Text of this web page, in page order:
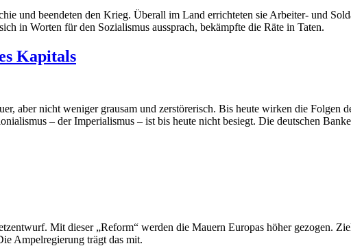
und beendeten den Krieg. Überall im Land errichteten sie Arbeiter- und
in Worten für den Sozialismus aussprach, bekämpfte die Räte in Taten.
Kapitals
aber nicht weniger grausam und zerstörerisch. Bis heute wirken die Folgen
– der Imperialismus – ist bis heute nicht besiegt. Die deutschen
Mit dieser „Reform“ werden die Mauern Europas höher gezogen.
Ampelregierung trägt das mit.